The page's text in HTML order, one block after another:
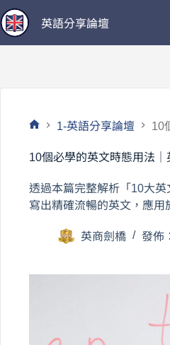
跳
至
主
英語分享論壇
頁
1-英語分享論壇 10
10個必學的英文時態用法
透過本篇完整解析「10大
寫出精確流暢的英文，應用
英商劍橋 發佈